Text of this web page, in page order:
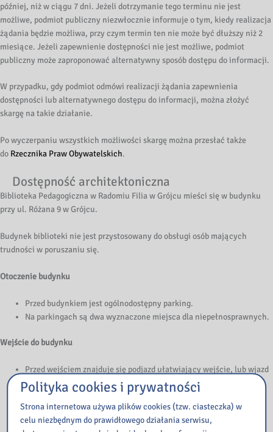
później, niż w ciągu 7 dni. Jeżeli dotrzymanie tego terminu nie jest
możliwe, podmiot publiczny niezwłocznie informuje o tym, kiedy realizacja
żądania będzie możliwa, przy czym termin ten nie może być dłuższy niż 2
miesiące. Jeżeli zapewnienie dostępności nie jest możliwe, podmiot
publiczny może zaproponować alternatywny sposób dostępu do informacji.
W przypadku, gdy podmiot odmówi realizacji żądania zapewnienia
dostępności lub alternatywnego dostępu do informacji, można złożyć
skargę na takie działanie.
Po wyczerpaniu wszystkich możliwości skargę można przesłać także
do Rzecznika Praw Obywatelskich.
Dostępność architektoniczna
Biblioteka Pedagogiczna w Radomiu Filia w Grójcu mieści się w budynku
przy ul. Różana 9 w Grójcu.
Budynek biblioteki nie jest przystosowany do obsługi osób mających
trudności w poruszaniu się.
Otoczenie budynku
Przed budynkiem jest ogólnodostępny parking.
Na parkingach są dwa wyznaczone miejsca dla niepełnosprawnych.
Wejście do budynku
Przed wejściem znajduje się podjazd ułatwiający wejście, lub wjazd
wózkiem do budynku.
Drzwi wejściowe do budynku są szerokie i umożliwiają wjazd
wózkiem.
Polityka cookies i prywatności
Strona internetowa używa plików cookies (tzw. ciasteczka) w
celu niezbędnym do prawidłowego działania serwisu,